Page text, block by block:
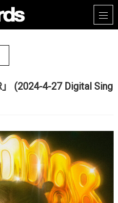
(2024-4-27 Digital Sing